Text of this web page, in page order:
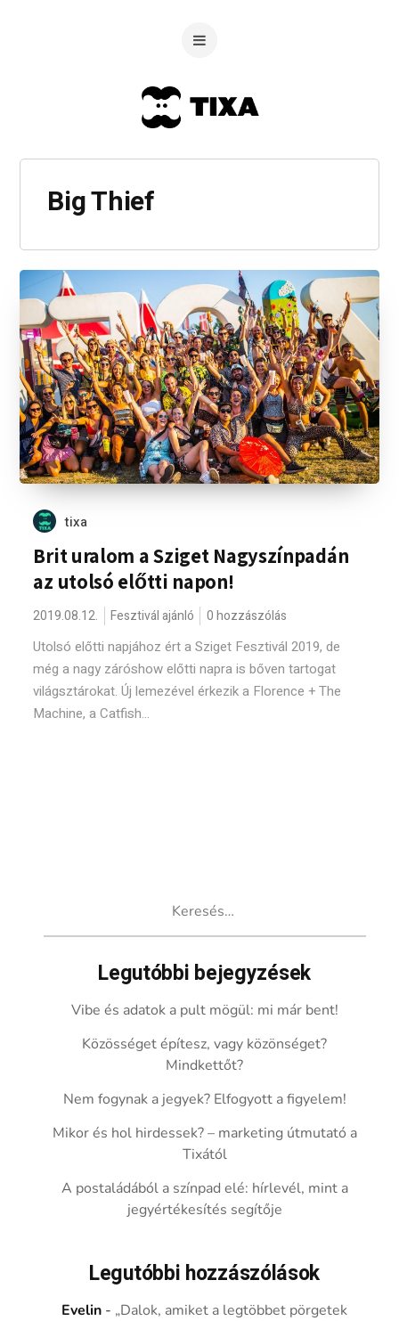
Big Thief
tixa
Brit uralom a Sziget Nagyszínpadán
az utolsó előtti napon!
2019.08.12. Fesztivál ajánló 0 hozzászólás
Utolsó előtti napjához ért a Sziget Fesztivál 2019, de
még a nagy záróshow előtti napra is bőven tartogat
világsztárokat. Új lemezével érkezik a Florence + The
Machine, a Catfish...
Legutóbbi bejegyzések
Vibe és adatok a pult mögül: mi már bent!
Közösséget építesz, vagy közönséget?
Mindkettőt?
Nem fogynak a jegyek? Elfogyott a figyelem!
Mikor és hol hirdessek? – marketing útmutató a
Tixától
A postaládából a színpad elé: hírlevél, mint a
jegyértékesítés segítője
Legutóbbi hozzászólások
Evelin - „Dalok, amiket a legtöbbet pörgetek